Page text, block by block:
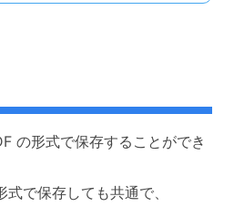
の形式で保存することができ
で保存しても共通で、